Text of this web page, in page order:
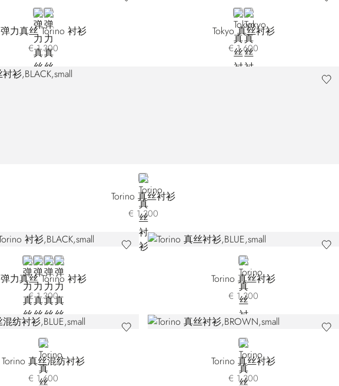
BLUEBEIGE
弹力真丝 Torino 衬衫
€ 1.300
BLUE
GREY
Tokyo 真丝衬衫
€ 1.600
BLACK
Torino 真丝衬衫
€ 1.300
BLACK 61200-005
BLACK 61200-006
BLUE 61200-007
GOLD
弹力真丝 Torino 衬衫
€ 1.300
BLUE
Torino 真丝衬衫
€ 1.300
BLUE
Torino 真丝混纺衬衫
€ 1.600
BROWN
Torino 真丝衬衫
€ 1.300